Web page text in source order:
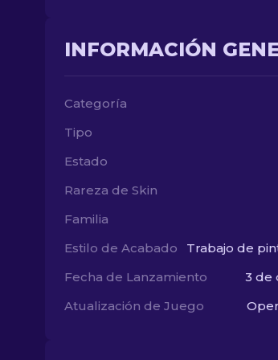
INFORMACIÓN
Categoría
Tipo
Estado
Rareza de Skin
Familia
Estilo de Acabado
Trabajo de
Fecha de Lanzamiento
3 de
Atualización de Juego